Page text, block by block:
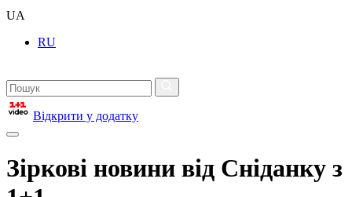
UA
RU
Відкрити у додатку
Зіркові новини від Сніданку з